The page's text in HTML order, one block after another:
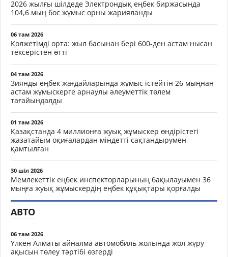
2026 жылғы шілдеде Электрондық еңбек биржасында
104,6 мың бос жұмыс орны жарияланды
06 там 2026
Қолжетімді орта: жыл басынан бері 600-ден астам нысан
тексерістен өтті
04 там 2026
Зиянды еңбек жағдайларында жұмыс істейтін 26 мыңнан
астам жұмыскерге арнаулы әлеуметтік төлем
тағайындалды
01 там 2026
Қазақстанда 4 миллионға жуық жұмыскер өндірістегі
жазатайым оқиғалардан міндетті сақтандырумен
қамтылған
30 шіл 2026
Мемлекеттік еңбек инспекторларының бақылауымен 36
мыңға жуық жұмыскердің еңбек құқықтары қорғалды
АВТО
06 там 2026
Үлкен Алматы айналма автомобиль жолында жол жүру
ақысын төлеу тәртібі өзгерді